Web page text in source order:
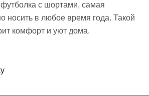
с шортами, самая
носить в любое время года. Такой
комфорт и уют дома.